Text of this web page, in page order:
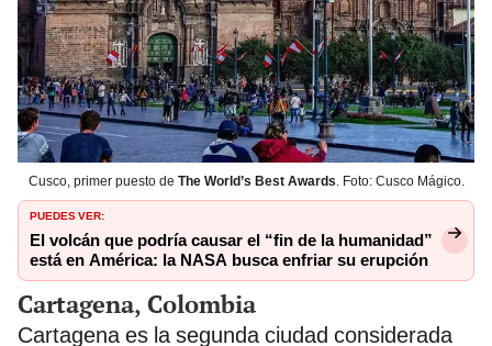
Cusco, primer puesto de The World’s Best Awards . Foto: Cusco Mágico.
PUEDES VER:
El volcán que podría causar el “fin de la humanidad”
está en América: la NASA busca enfriar su erupción
Cartagena, Colombia
Cartagena es la segunda ciudad considerada